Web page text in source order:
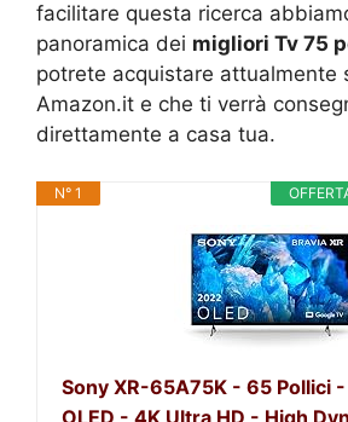
facilitare questa ricerca
panoramica dei migliori Tv 75
potrete acquistare attualmente
Amazon.it e che ti verrà
direttamente a casa tua.
N° 1
Sony XR-65A75K - 65 Pollici -
OLED - 4K Ultra HD - High